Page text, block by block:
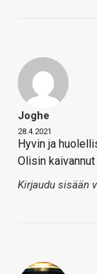
Joghe
28.4.2021
Hyvin ja
Olisin
Kirjaudu sisään